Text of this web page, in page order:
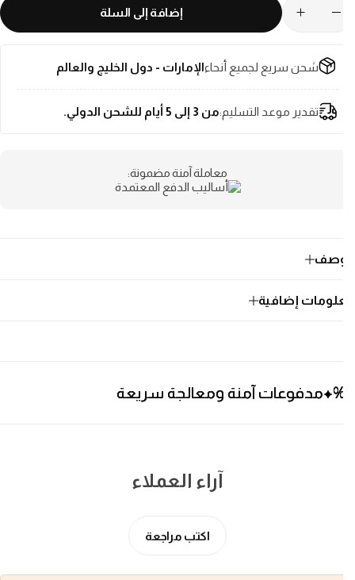
إضافة إلى السلة
شحن سريع لجميع أنحاءالإمارات - دول الخليج والعالم
تقدير موعد التسليم:من 3 إلى 5 أيام للشحن الدولي.
معاملة آمنة مضمونة:
إضافية
آمنة ومعالجة سريعة
آمنة ومعالجة سريعة
آمنة ومعالجة سريعة
آراء العملاء
اكتب مراجعة